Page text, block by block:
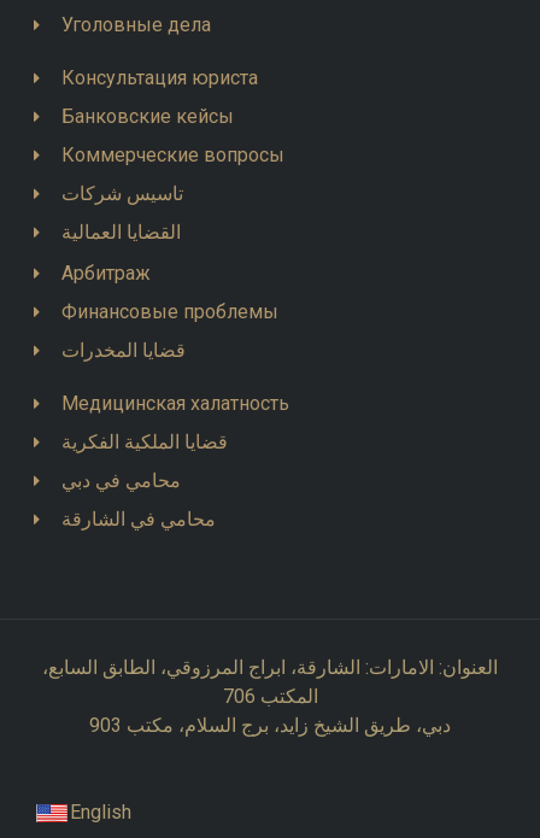
Уголовные дела
Консультация юриста
Банковские кейсы
Коммерческие вопросы
تاسيس شركات
القضايا العمالية
Арбитраж
Финансовые проблемы
قضايا المخدرات
Медицинская халатность
قضايا الملكية الفكرية
محامي في دبي
محامي في الشارقة
العنوان: الامارات: الشارقة، ابراج المرزوقي، الطابق السابع،
المكتب 706
دبي، طريق الشيخ زايد، برج السلام، مكتب 903
English